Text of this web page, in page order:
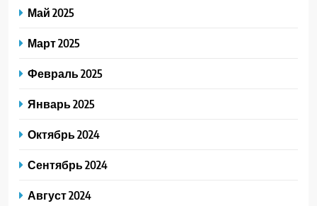
Май 2025
Март 2025
Февраль 2025
Январь 2025
Октябрь 2024
Сентябрь 2024
Август 2024